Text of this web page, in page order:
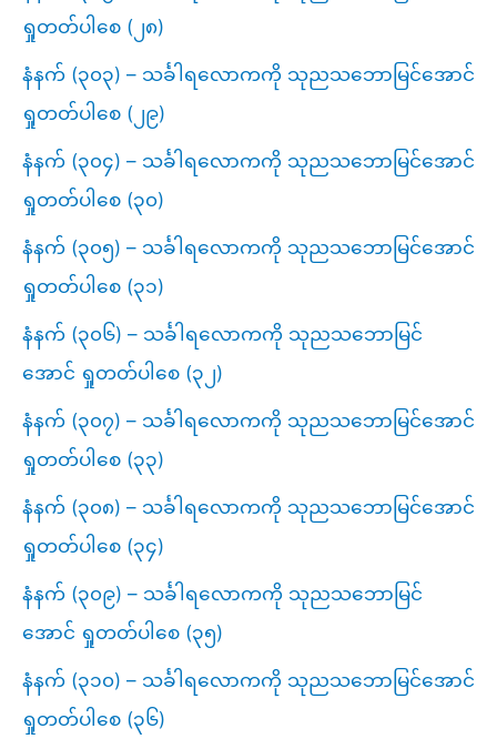
ရှုတတ်ပါစေ (၂၈)
နံနက် (၃၀၃) – သင်္ခါရလောကကို သုညသဘောမြင်အောင်
ရှုတတ်ပါစေ (၂၉)
နံနက် (၃၀၄) – သင်္ခါရလောကကို သုညသဘောမြင်အောင်
ရှုတတ်ပါစေ (၃၀)
နံနက် (၃၀၅) – သင်္ခါရလောကကို သုညသဘောမြင်အောင်
ရှုတတ်ပါစေ (၃၁)
နံနက် (၃၀၆) – သင်္ခါရလောကကို သုညသဘောမြင်
အောင် ရှုတတ်ပါစေ (၃၂)
နံနက် (၃၀၇) – သင်္ခါရလောကကို သုညသဘောမြင်အောင်
ရှုတတ်ပါစေ (၃၃)
နံနက် (၃၀၈) – သင်္ခါရလောကကို သုညသဘောမြင်အောင်
ရှုတတ်ပါစေ (၃၄)
နံနက် (၃၀၉) – သင်္ခါရလောကကို သုညသဘောမြင်
အောင် ရှုတတ်ပါစေ (၃၅)
နံနက် (၃၁၀) – သင်္ခါရလောကကို သုညသဘောမြင်အောင်
ရှုတတ်ပါစေ (၃၆)